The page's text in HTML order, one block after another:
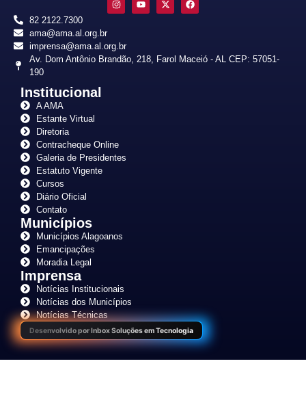
82 2122.7300
ama@ama.al.org.br
imprensa@ama.al.org.br
Av. Dom Antônio Brandão, 218, Farol Maceió - AL CEP: 57051-
190
Institucional
A AMA
Estante Virtual
Diretoria
Contracheque Online
Galeria de Presidentes
Estatuto Vigente
Cursos
Diário Oficial
Contato
Municípios
Municípios Alagoanos
Emancipações
Moradia Legal
Imprensa
Notícias Institucionais
Notícias dos Municípios
Notícias Técnicas
Desenvolvido por Inbox Soluções em Tecnologia